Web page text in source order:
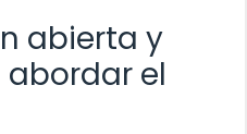
abierta y
el